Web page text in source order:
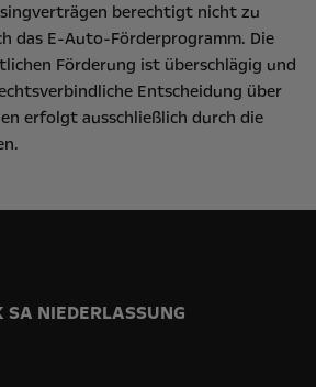
berechtigt nicht zu
das E-Auto-Förderprogramm. Die
Förderung ist überschlägig und
Entscheidung über
erfolgt ausschließlich durch die
NIEDERLASSUNG